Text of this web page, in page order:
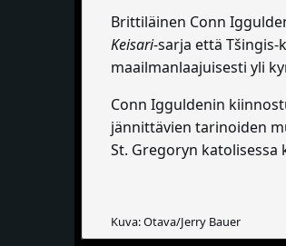
Brittiläinen Conn
Keisari-sarja että Tšingis-
maailmanlaajuisesti yli
Conn Igguldenin
jännittävien tarinoiden
St. Gregoryn katolisessa
Kuva: Otava/Jerry Bauer